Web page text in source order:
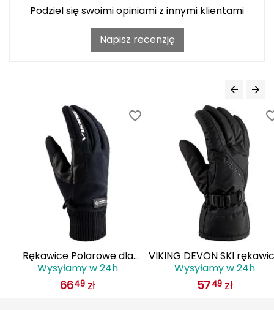
Hydrapak
Hydro Flask
INNY
Podziel się swoimi opiniami z innymi klientami
Napisz recenzję
Rękawice Polarowe dla
Dorosłych VIKING Solano
GWS Multifunction
Wysyłamy w 24h
6649 zł
VIKING DEVON SKI
zimowe męskie
110/22/6014 czarne
Wysyłamy w 24h
5749 zł